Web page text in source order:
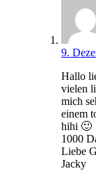
9.
Hallo
vielen
mich
einem
hihi 🙂
1000
Liebe
Jacky